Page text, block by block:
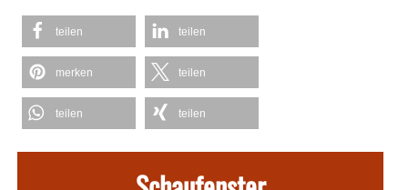
teilen teilen
merken teilen
teilen teilen